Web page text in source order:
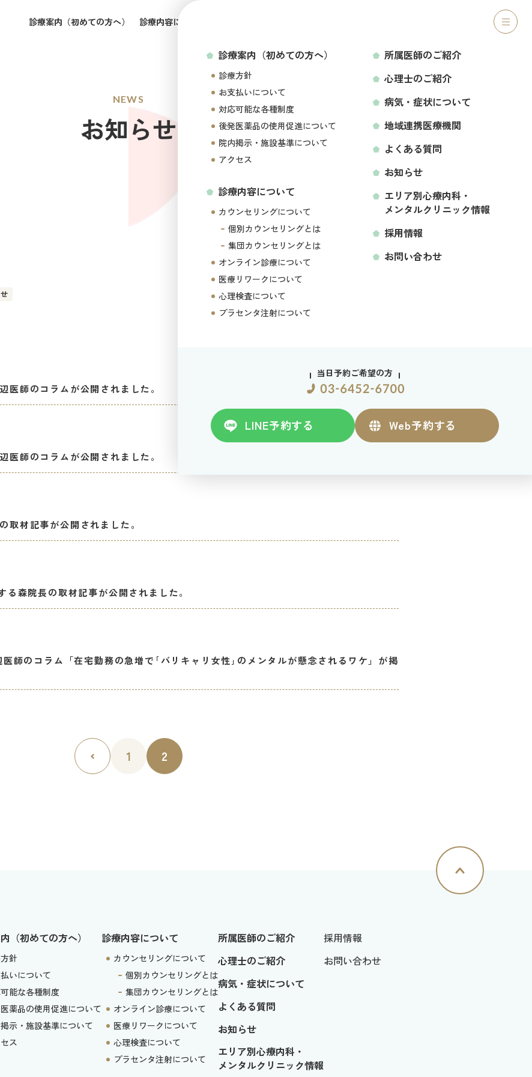
診療案内（初めての方へ） 診療内容について
診療案内（初めての方へ）
診療方針
お支払いについて
対応可能な各種制度
後発医薬品の使用促進について
院内掲示・施設基準について
アクセス
診療内容について
カウンセリングについて
個別カウンセリングとは
集団カウンセリングとは
オンライン診療について
医療リワークについて
心理検査について
プラセンタ注射について
所属医師のご紹介
心理士のご紹介
病気・症状について
地域連携医療機関
よくある質問
お知らせ
エリア別心療内科・
メンタルクリニック情報
採用情報
お問い合わせ
当日予約ご希望の方
LINE予約する Web予約する
NEWS
お知らせ
医師のコラムが公開されました。
医師のコラムが公開されました。
取材記事が公開されました。
森院長の取材記事が公開されました。
師のコラム「在宅勤務の急増で｢バリキャリ女性｣のメンタルが懸念されるワケ」が掲
1 2
（初めての方へ）
針
いについて
能な各種制度
薬品の使用促進について
示・施設基準について
ス
診療内容について
カウンセリングについて
個別カウンセリングとは
集団カウンセリングとは
オンライン診療について
医療リワークについて
心理検査について
プラセンタ注射について
所属医師のご紹介
心理士のご紹介
病気・症状について
よくある質問
お知らせ
エリア別心療内科・
メンタルクリニック情報
採用情報
お問い合わせ